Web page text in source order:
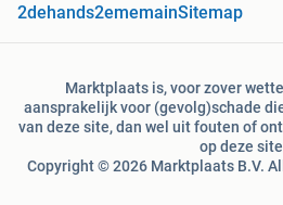
2dehands2ememainSitemap
Marktplaats is, voor zover
aansprakelijk voor (gevolg)schade
van deze site, dan wel uit fouten of
op deze
Copyright © 2026 Marktplaats B.V.